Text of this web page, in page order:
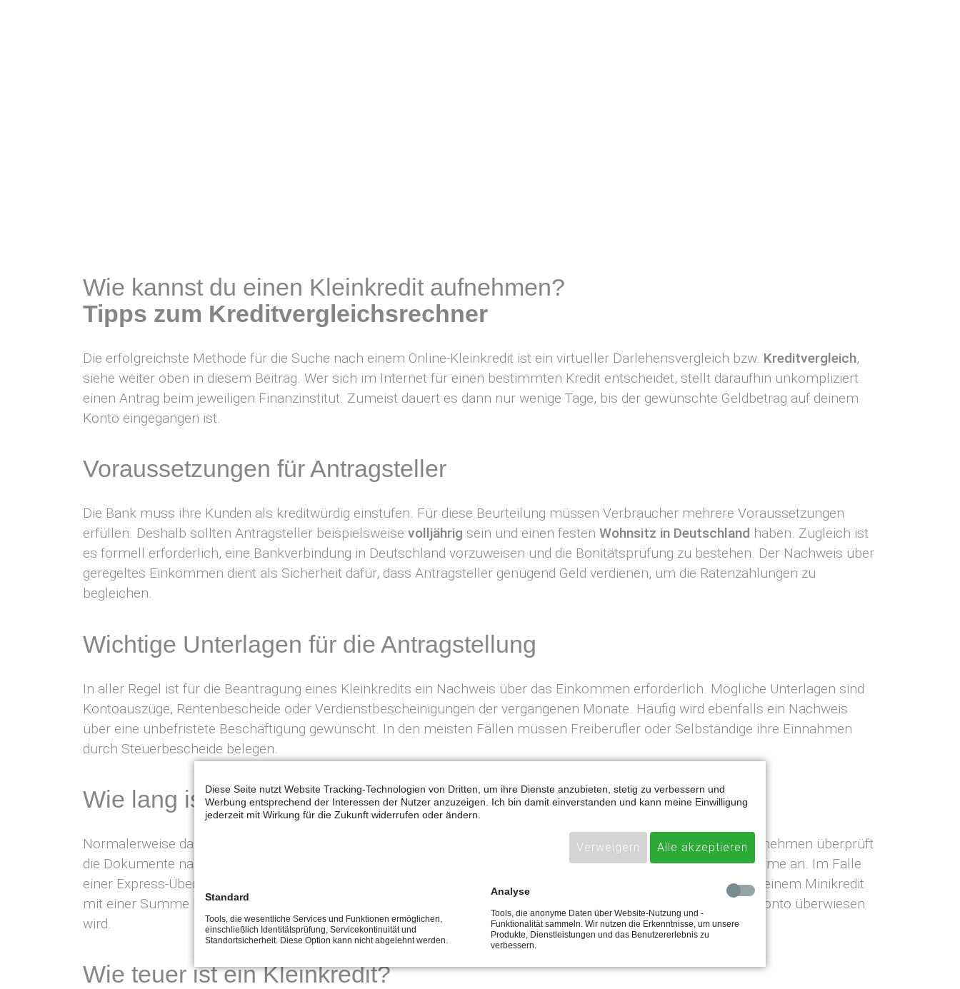
Wie kannst du einen Kleinkredit aufnehmen?
Tipps zum Kreditvergleichsrechner
Die erfolgreichste Methode für die Suche nach einem Online-Kleinkredit ist ein virtueller Darlehensvergleich bzw. Kreditvergleich,
siehe weiter oben in diesem Beitrag. Wer sich im Internet für einen bestimmten Kredit entscheidet, stellt daraufhin unkompliziert
einen Antrag beim jeweiligen Finanzinstitut. Zumeist dauert es dann nur wenige Tage, bis der gewünschte Geldbetrag auf deinem
Konto eingegangen ist.
Voraussetzungen für Antragsteller
Die Bank muss ihre Kunden als kreditwürdig einstufen. Für diese Beurteilung müssen Verbraucher mehrere Voraussetzungen
erfüllen. Deshalb sollten Antragsteller beispielsweise volljährig sein und einen festen Wohnsitz in Deutschland haben. Zugleich ist
es formell erforderlich, eine Bankverbindung in Deutschland vorzuweisen und die Bonitätsprüfung zu bestehen. Der Nachweis über
geregeltes Einkommen dient als Sicherheit dafür, dass Antragsteller genügend Geld verdienen, um die Ratenzahlungen zu
begleichen.
Wichtige Unterlagen für die Antragstellung
In aller Regel ist für die Beantragung eines Kleinkredits ein Nachweis über das Einkommen erforderlich. Mögliche Unterlagen sind
Kontoauszüge, Rentenbescheide oder Verdienstbescheinigungen der vergangenen Monate. Häufig wird ebenfalls ein Nachweis
über eine unbefristete Beschäftigung gewünscht. In den meisten Fällen müssen Freiberufler oder Selbständige ihre Einnahmen
durch Steuerbescheide belegen.
Wie lang ist der Zeitraum bis zur Kreditauszahlung?
Normalerweise dauert es nur wenige Tage, bis die Kreditsumme auf dem Konto eingegangen ist. Das Kreditunternehmen überprüft
die Dokumente nach Erhalt der Unterlagen. Daran schließt sich eine Überweisung der entsprechenden Kreditsumme an. Im Falle
einer Express-Überweisung ist das Geld schon am kommenden Tag auf dem Konto angelangt. Insbesondere bei einem Minikredit
mit einer Summe bis zu 1.000 Euro ist es üblich, dass der gewünschte Betrag binnen weniger Stunden auf das Konto überwiesen
wird.
Wie teuer ist ein Kleinkredit?
Diese Seite nutzt Website Tracking-Technologien von Dritten, um ihre Dienste anzubieten, stetig zu verbessern und
Werbung entsprechend der Interessen der Nutzer anzuzeigen. Ich bin damit einverstanden und kann meine Einwilligung
jederzeit mit Wirkung für die Zukunft widerrufen oder ändern.
Verweigern Alle akzeptieren
Standard
Tools, die wesentliche Services und Funktionen ermöglichen,
einschließlich Identitätsprüfung, Servicekontinuität und
Standortsicherheit. Diese Option kann nicht abgelehnt werden.
Analyse
Tools, die anonyme Daten über Website-Nutzung und -
Funktionalität sammeln. Wir nutzen die Erkenntnisse, um unsere
Produkte, Dienstleistungen und das Benutzererlebnis zu
verbessern.